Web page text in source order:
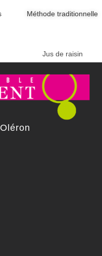
Méthode traditionnelle
Jus de raisin